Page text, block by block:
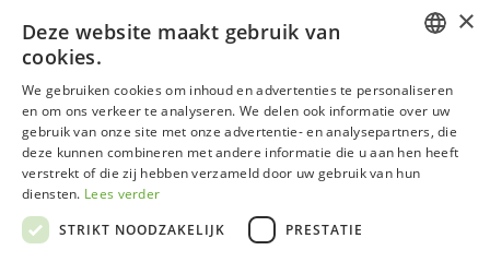
Serre à l'ancienne - Eugénie
Victoriaans structuur mat zwart -
Deals
NEW DEAL
GERMAN
FRENCH
×
Deze website maakt gebruik van
cookies.
We gebruiken cookies om inhoud en advertenties te personaliseren
en om ons verkeer te analyseren. We delen ook informatie over uw
gebruik van onze site met onze advertentie- en analysepartners, die
deze kunnen combineren met andere informatie die u aan hen heeft
verstrekt of die zij hebben verzameld door uw gebruik van hun
diensten. Lees verder
STRIKT NOODZAKELIJK
PRESTATIE